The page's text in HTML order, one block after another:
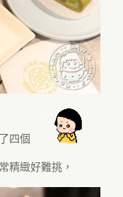
四個
精緻好難挑，